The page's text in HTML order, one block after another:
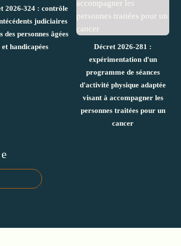
2026-324 : contrôle
judiciaires
des personnes âgées
et handicapées
Décret 2026-281 :
expérimentation d'un
programme de séances
d'activité physique adaptée
visant à accompagner les
personnes traitées pour un
cancer